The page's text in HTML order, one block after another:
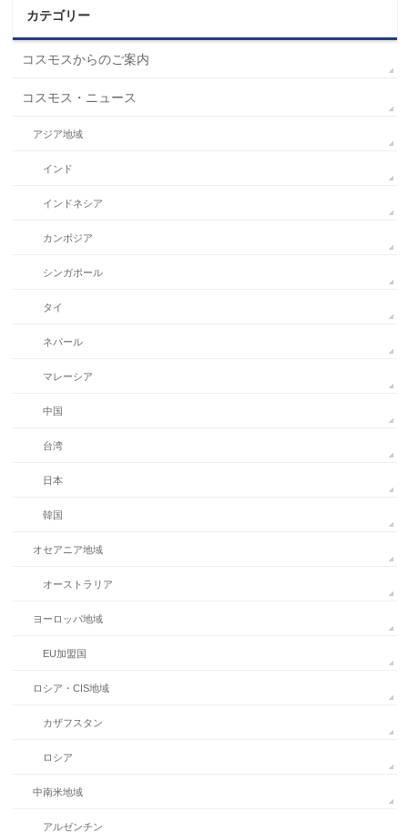
カテゴリー
コスモスからのご案内
コスモス・ニュース
アジア地域
インド
インドネシア
カンボジア
シンガポール
タイ
ネパール
マレーシア
中国
台湾
日本
韓国
オセアニア地域
オーストラリア
ヨーロッパ地域
EU加盟国
ロシア・CIS地域
カザフスタン
ロシア
中南米地域
アルゼンチン